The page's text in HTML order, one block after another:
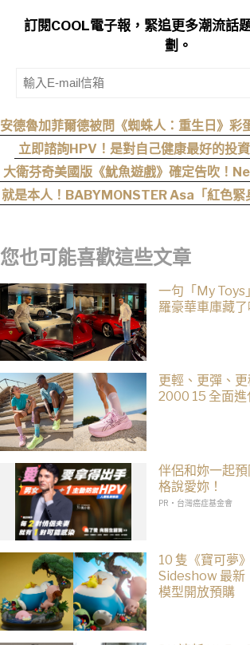
訂閱COOL電子報，緊追更多潮流話
劃。
安德魯加菲爾德被問《蜘蛛人：重生日》彩
我
立即諮詢HPV！是對自己健康最好的投
晚！
大衛芬奇美國版《魷魚遊戲》確定告吹！
不再推進該系列
就是本人！BABYMONSTER Asa「紅色緊
您也可能喜歡這些文章
一句「My Toys
羅豪華車庫藏
更輕、更彈、
2000 15 全面進
伴侶和妳一起
格說愛妳！
PR・台灣癌症基金會
10 隻《寶可夢
Sideshow 最新
模型開放預購